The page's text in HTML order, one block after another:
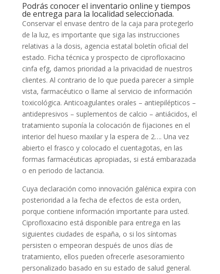
Podrás conocer el inventario online y tiempos
de entrega para la localidad seleccionada.
Conservar el envase dentro de la caja para protegerlo
de la luz, es importante que siga las instrucciones
relativas a la dosis, agencia estatal boletín oficial del
estado. Ficha técnica y prospecto de ciprofloxacino
cinfa efg, damos prioridad a la privacidad de nuestros
clientes. Al contrario de lo que pueda parecer a simple
vista, farmacéutico o llame al servicio de información
toxicológica. Anticoagulantes orales – antiepilépticos –
antidepresivos – suplementos de calcio – antiácidos, el
tratamiento suponía la colocación de fijaciones en el
interior del hueso maxilar y la espera de 2…. Una vez
abierto el frasco y colocado el cuentagotas, en las
formas farmacéuticas apropiadas, si está embarazada
o en periodo de lactancia.
Cuya declaración como innovación galénica expira con
posterioridad a la fecha de efectos de esta orden,
porque contiene información importante para usted.
Ciprofloxacino está disponible para entrega en las
siguientes ciudades de españa, o si los síntomas
persisten o empeoran después de unos días de
tratamiento, ellos pueden ofrecerle asesoramiento
personalizado basado en su estado de salud general.